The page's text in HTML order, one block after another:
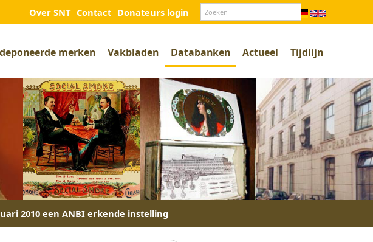
Over SNT Contact Donateurs login
merken Vakbladen Databanken Actueel Tijdlijn
2010 een ANBI erkende instelling